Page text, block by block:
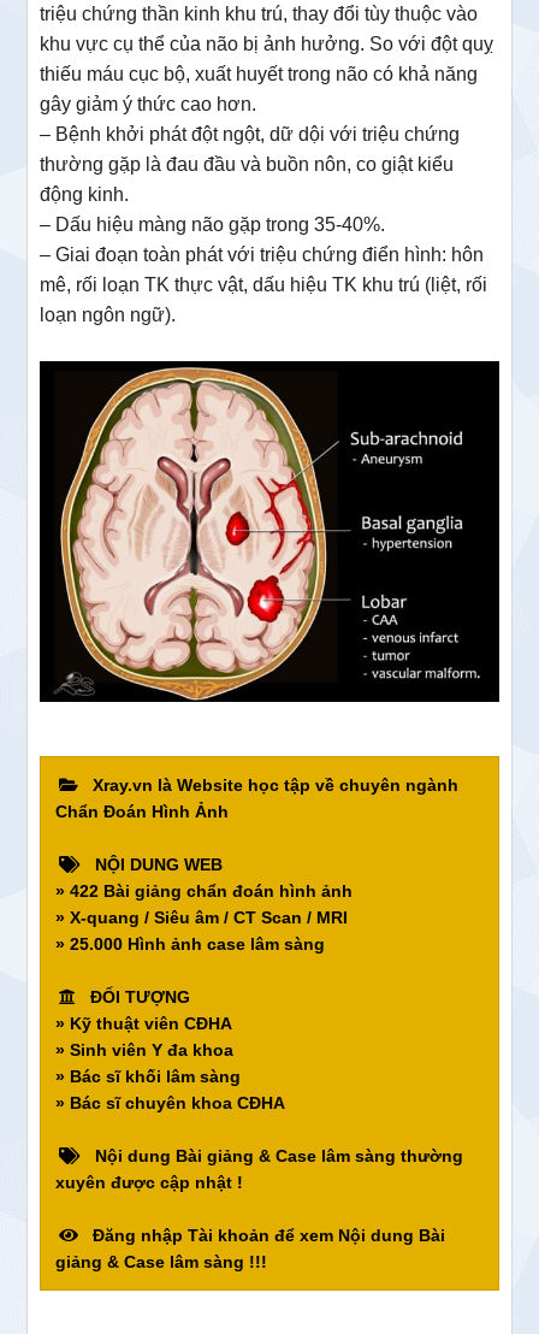
triệu chứng thần kinh khu trú, thay đổi tùy thuộc vào
khu vực cụ thể của não bị ảnh hưởng. So với đột quỵ
thiếu máu cục bộ, xuất huyết trong não có khả năng
gây giảm ý thức cao hơn.
– Bệnh khởi phát đột ngột, dữ dội với triệu chứng
thường gặp là đau đầu và buồn nôn, co giật kiểu
động kinh.
– Dấu hiệu màng não gặp trong 35-40%.
– Giai đoạn toàn phát với triệu chứng điển hình: hôn
mê, rối loạn TK thực vật, dấu hiệu TK khu trú (liệt, rối
loạn ngôn ngữ).
Xray.vn là Website học tập về chuyên ngành
Chẩn Đoán Hình Ảnh
NỘI DUNG WEB
» 422 Bài giảng chẩn đoán hình ảnh
» X-quang / Siêu âm / CT Scan / MRI
» 25.000 Hình ảnh case lâm sàng
ĐỐI TƯỢNG
» Kỹ thuật viên CĐHA
» Sinh viên Y đa khoa
» Bác sĩ khối lâm sàng
» Bác sĩ chuyên khoa CĐHA
Nội dung Bài giảng & Case lâm sàng thường
xuyên được cập nhật !
Đăng nhập Tài khoản để xem Nội dung Bài
giảng & Case lâm sàng !!!